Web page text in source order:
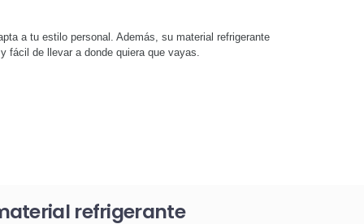
a tu estilo personal. Además, su material refrigerante
fácil de llevar a donde quiera que vayas.
refrigerante